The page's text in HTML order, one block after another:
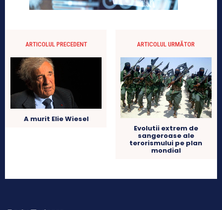
ARTICOLUL PRECEDENT
A murit Elie Wiesel
ARTICOLUL URMĂTOR
Evolutii extrem de
sangeroase ale
terorismului pe plan
mondial